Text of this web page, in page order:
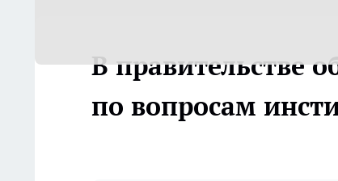
В правительстве
по вопросам